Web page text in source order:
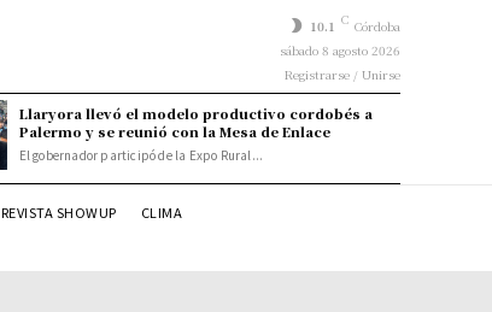
10.1 C Córdoba
sábado 8 agosto 2026
Registrarse / Unirse
Llaryora llevó el modelo productivo cordobés a
Palermo y se reunió con la Mesa de Enlace
El gobernador participó de la Expo Rural...
REVISTA SHOWUP CLIMA